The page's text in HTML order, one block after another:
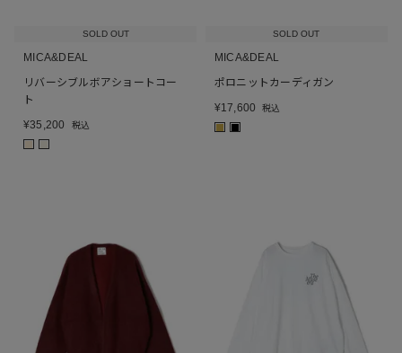
SOLD OUT
MICA&DEAL
リバーシブルボアショートコー
ト
¥35,200 税込
SOLD OUT
MICA&DEAL
ポロニットカーディガン
¥17,600 税込
■ ■